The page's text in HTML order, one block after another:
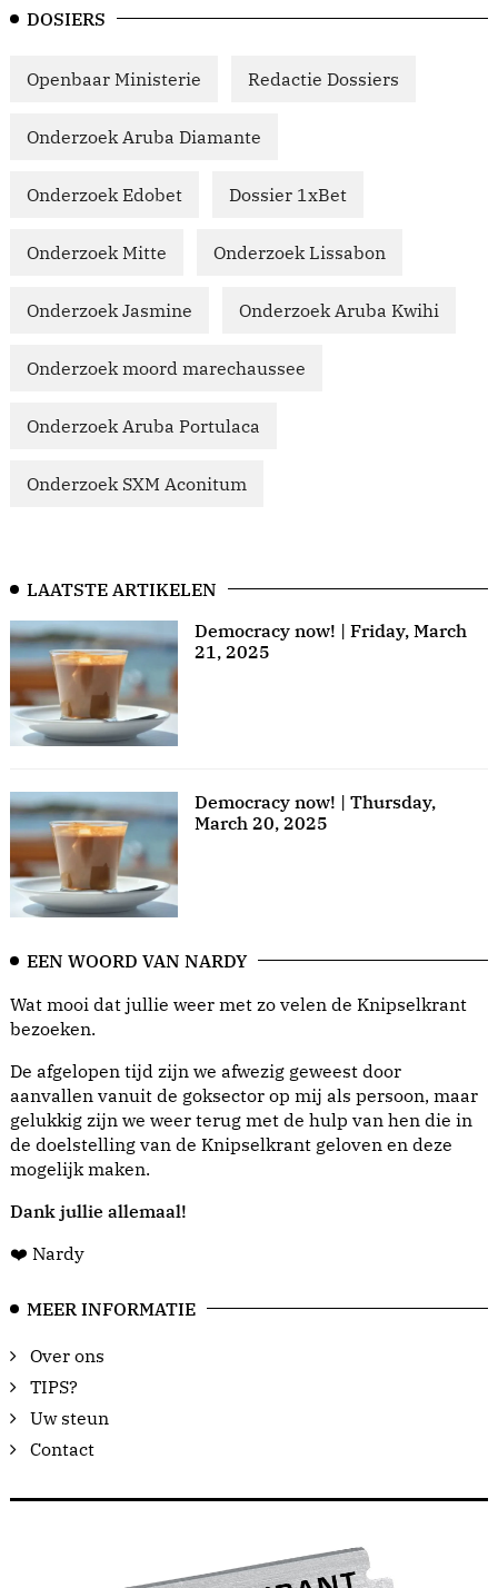
DOSIERS
Openbaar Ministerie Redactie Dossiers
Onderzoek Aruba Diamante
Onderzoek Edobet Dossier 1xBet
Onderzoek Mitte Onderzoek Lissabon
Onderzoek Jasmine Onderzoek Aruba Kwihi
Onderzoek moord marechaussee
Onderzoek Aruba Portulaca
Onderzoek SXM Aconitum
LAATSTE ARTIKELEN
Democracy now! | Friday, March
21, 2025
Democracy now! | Thursday,
March 20, 2025
EEN WOORD VAN NARDY
Wat mooi dat jullie weer met zo velen de Knipselkrant
bezoeken.
De afgelopen tijd zijn we afwezig geweest door
aanvallen vanuit de goksector op mij als persoon, maar
gelukkig zijn we weer terug met de hulp van hen die in
de doelstelling van de Knipselkrant geloven en deze
mogelijk maken.
Dank jullie allemaal!
❤️ Nardy
MEER INFORMATIE
Over ons
TIPS?
Uw steun
Contact